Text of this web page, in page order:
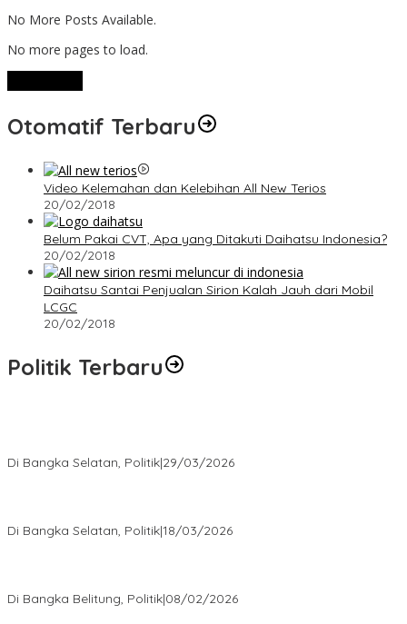
No More Posts Available.
No more pages to load.
Otomatif Terbaru
Video Kelemahan dan Kelebihan All New Terios
20/02/2018
Belum Pakai CVT, Apa yang Ditakuti Daihatsu Indonesia?
20/02/2018
Daihatsu Santai Penjualan Sirion Kalah Jauh dari Mobil
LCGC
20/02/2018
Politik Terbaru
Di Bangka Selatan, Politik|29/03/2026
Di Bangka Selatan, Politik|18/03/2026
Di Bangka Belitung, Politik|08/02/2026